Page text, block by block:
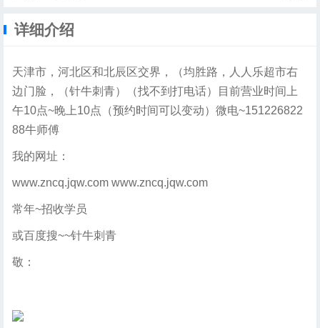
详细介绍
天津市，河北区和北辰区交界，（均胜路，人人乐超市右
边门脸，（针牛刺青）（找不到打电话）目前营业时间上
午10点~晚上10点（预约时间可以变动）微电~151226822
88牛师傅
我的网址：
www.zncq.jqw.com www.zncq.jqw.com
常年~招收学员
或百度搜~~针牛刺青
敬：